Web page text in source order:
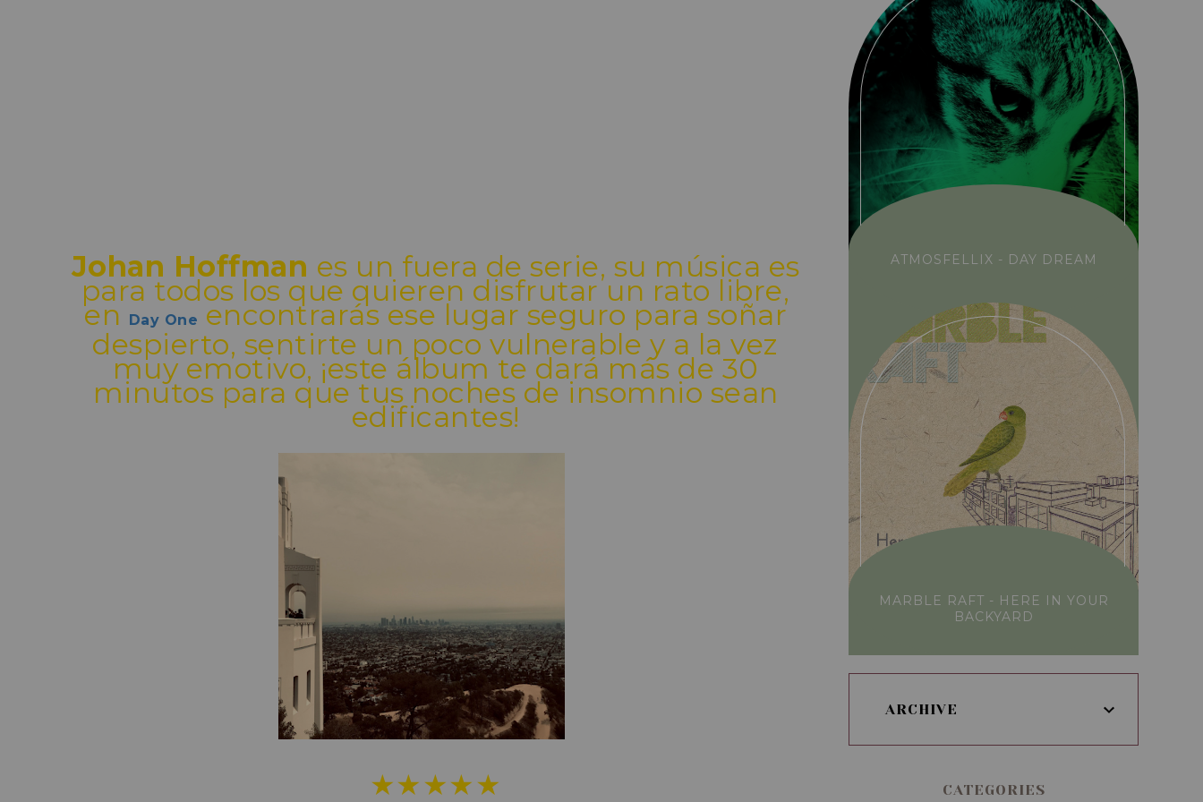
Johan Hoffman es un fuera de serie, su música es
para todos los que quieren disfrutar un rato libre,
en Day One encontrarás ese lugar seguro para soñar
despierto, sentirte un poco vulnerable y a la vez
muy emotivo, ¡este álbum te dará más de 30
minutos para que tus noches de insomnio sean
edificantes!
★★★★★
ATMOSFELLIX - DAY DREAM
MARBLE RAFT - HERE IN YOUR
BACKYARD
ARCHIVE
CATEGORIES